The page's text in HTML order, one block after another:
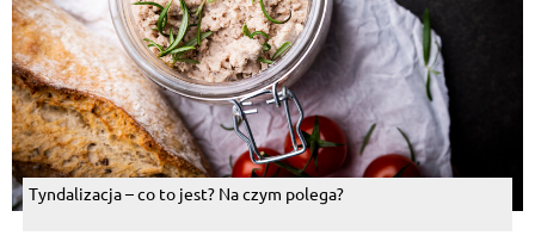
Tyndalizacja – co to jest? Na czym polega?